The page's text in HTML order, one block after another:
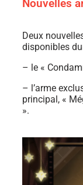
Nouvelles
Deux
disponibles
– le «
– l’arme
principal, «
».